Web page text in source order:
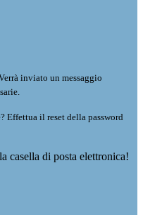
inviato un messaggio
Effettua il reset della password
casella di posta elettronica!